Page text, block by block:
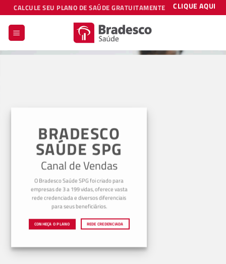
Skip
to
content
CALCULE SEU PLANO DE SAÚDE GRATUITAMENTE CLIQUE AQUI
BRADESCO
SAÚDE SPG
Canal de Vendas
O Bradesco Saúde SPG foi criado para
empresas de 3 a 199 vidas, oferece vasta
rede credenciada e diversos diferenciais
para seus beneficiários.
CONHEÇA O PLANO REDE CREDENCIADA